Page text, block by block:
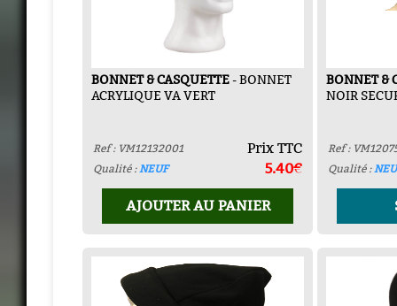
BONNET & CASQUETTE- BONNET
ACRYLIQUE VA VERT
Ref : VM12132001 Prix TTC
Qualité :NEUF 5.40€
AJOUTER AU PANIER
BONNET &
NOIR
Ref :
Qualité :